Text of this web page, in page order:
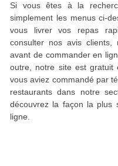
Si vous êtes à la
simplement les menus ci-
vous livrer vos repas
consulter nos avis clients,
avant de commander en
outre, notre site est
vous aviez commandé par
restaurants dans notre
découvrez la façon la plus
ligne.